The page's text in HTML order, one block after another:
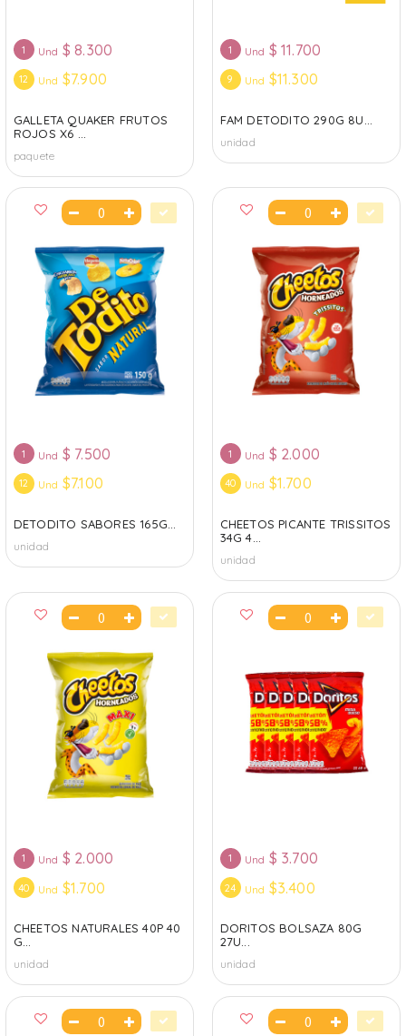
1 Und $ 8.300
12 Und $7.900
GALLETA QUAKER FRUTOS
ROJOS X6 ...
paquete
1 Und $ 11.700
9 Und $11.300
FAM DETODITO 290G 8U...
unidad
1 Und $ 7.500
12 Und $7.100
DETODITO SABORES 165G...
unidad
1 Und $ 2.000
40 Und $1.700
CHEETOS PICANTE TRISSITOS
34G 4...
unidad
1 Und $ 2.000
40 Und $1.700
CHEETOS NATURALES 40P 40
G...
unidad
1 Und $ 3.700
24 Und $3.400
DORITOS BOLSAZA 80G
27U...
unidad